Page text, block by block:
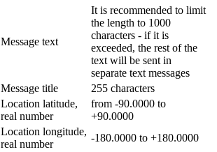
Message text
It is recommended to limit
the length to 1000
characters - if it is
exceeded, the rest of the
text will be sent in
separate text messages
Message title
255 characters
Location latitude,
real number
from -90.0000 to
+90.0000
Location longitude,
real number
-180.0000 to +180.0000